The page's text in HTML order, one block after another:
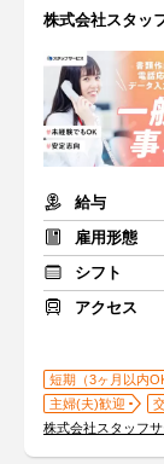
株式会社スタッ
給与
雇用形態
シフト
アクセス
短期（3ヶ月以内
主婦(夫)歓迎
株式会社スタッフ